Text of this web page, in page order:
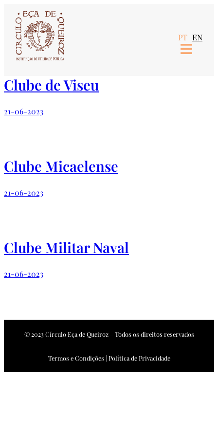
Saltar
para
conteúdo
PT EN
Clube de Viseu
21-06-2023
Clube Micaelense
21-06-2023
Clube Militar Naval
21-06-2023
© 2023 Círculo Eça de Queiroz – Todos os direitos reservados
Termos e Condições | Política de Privacidade